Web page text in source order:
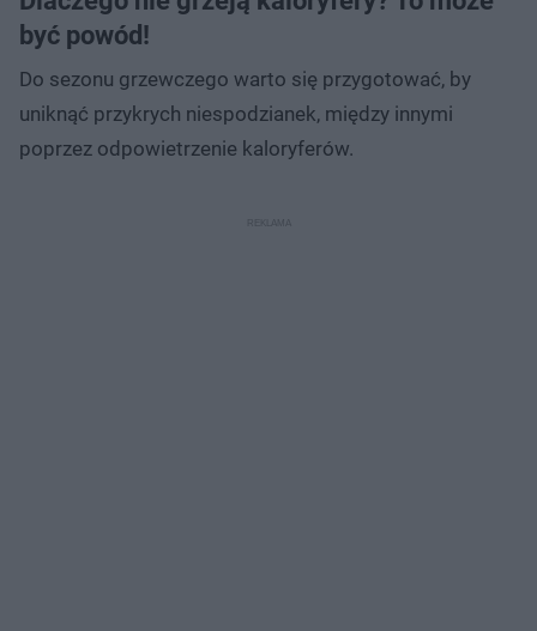
być powód!
Do sezonu grzewczego warto się przygotować, by
uniknąć przykrych niespodzianek, między innymi
poprzez odpowietrzenie kaloryferów.